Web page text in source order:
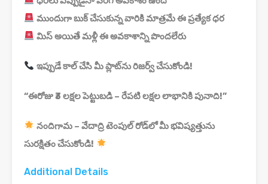
ముందుగా బుక్ చేసుకున్న వారికి మాత్రమే ఈ ప్రత్యేక ధర
మిస్ అయితే మళ్లీ ఈ అవకాశాన్ని పొందలేరు
ఇప్పుడే కాల్ చేసి మీ ప్లాట్‌ను రిజర్వ్ చేసుకోండి!
“ఈరోజు ₹3 లక్షల పెట్టుబడి – రేపటి లక్షల లాభానికి పునాది!”
నందిగామ – వేదాద్రి టెంపుల్ రోడ్‌లో మీ భవిష్యత్తును
సురక్షితం చేసుకోండి!
Additional Details